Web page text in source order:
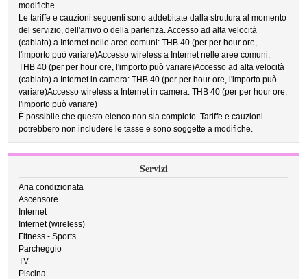
modifiche.
Le tariffe e cauzioni seguenti sono addebitate dalla struttura al momento
del servizio, dell'arrivo o della partenza. Accesso ad alta velocità
(cablato) a Internet nelle aree comuni: THB 40 (per per hour ore,
l'importo può variare)Accesso wireless a Internet nelle aree comuni:
THB 40 (per per hour ore, l'importo può variare)Accesso ad alta velocità
(cablato) a Internet in camera: THB 40 (per per hour ore, l'importo può
variare)Accesso wireless a Internet in camera: THB 40 (per per hour ore,
l'importo può variare)
È possibile che questo elenco non sia completo. Tariffe e cauzioni
potrebbero non includere le tasse e sono soggette a modifiche.
Servizi
Aria condizionata
Ascensore
Internet
Internet (wireless)
Fitness - Sports
Parcheggio
TV
Piscina